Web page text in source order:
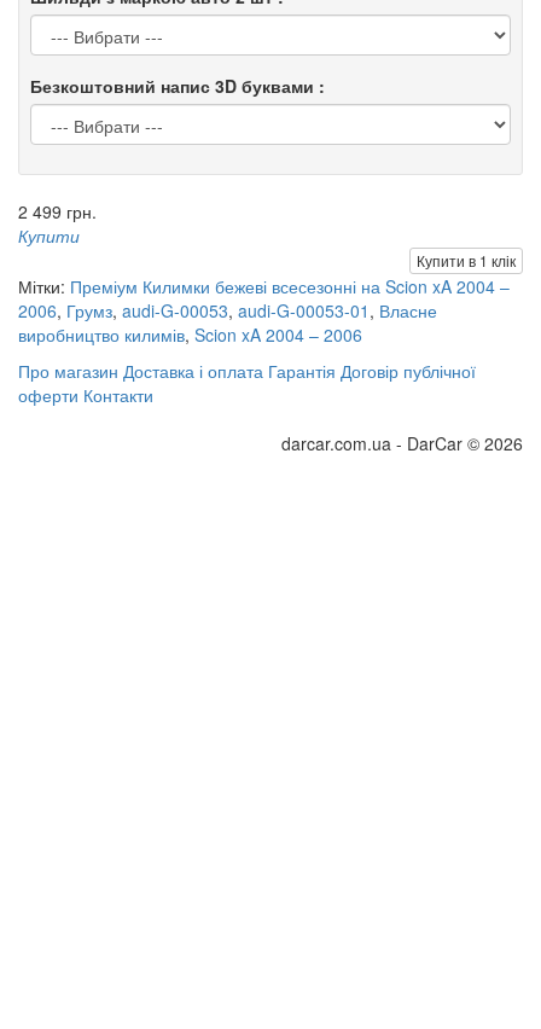
Безкоштовний напис 3D буквами :
2 499 грн.
Купити
Купити в 1 клік
Мітки: Преміум Килимки бежеві всесезонні на Scion xA 2004 –
2006, Грумз, audi-G-00053, audi-G-00053-01 , Власне
виробництво килимів, Scion xA 2004 – 2006
Про магазин Доставка і оплата Гарантія Договір публічної
оферти Контакти
darcar.com.ua - DarCar © 2026